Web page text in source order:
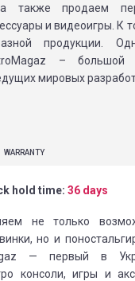
а также продаем
и видеоигры. К
продукции.
– большой
мировых
WARRANTY
hold time: 36 days
не только
но и
— первый в
консоли, игры и